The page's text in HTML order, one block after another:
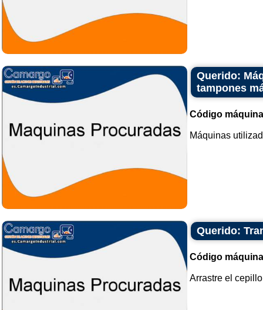
Querido:
tampones
Código
Máquinas
Querido:
Código
Arrastre el